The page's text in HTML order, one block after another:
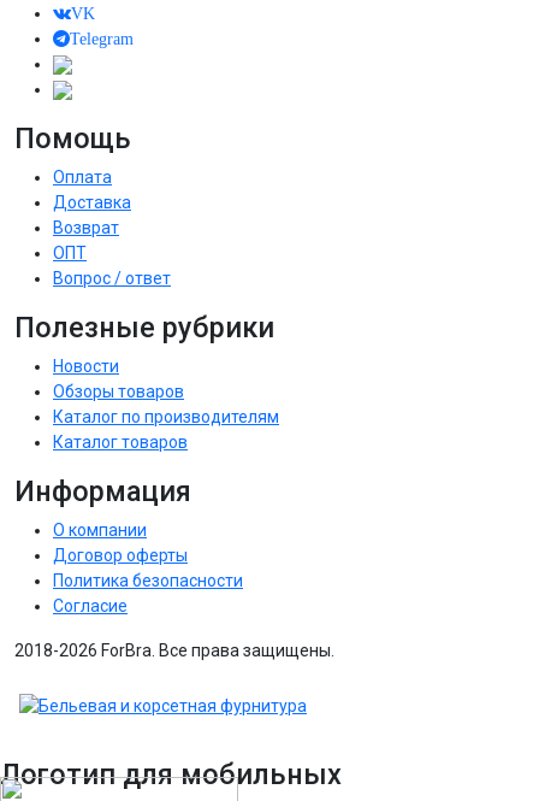
VK
Telegram
Помощь
Оплата
Доставка
Возврат
ОПТ
Вопрос / ответ
Полезные рубрики
Новости
Обзоры товаров
Каталог по производителям
Каталог товаров
Информация
О компании
Договор оферты
Политика безопасности
Согласие
2018-2026 ForBra. Все права защищены.
Логотип для мобильных